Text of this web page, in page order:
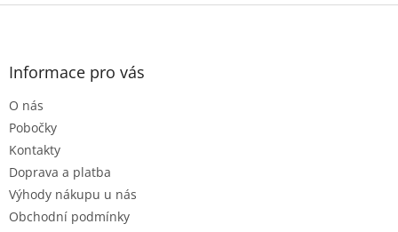
Z
Informace pro vás
O nás
Pobočky
Kontakty
Doprava a platba
Výhody nákupu u nás
Obchodní podmínky